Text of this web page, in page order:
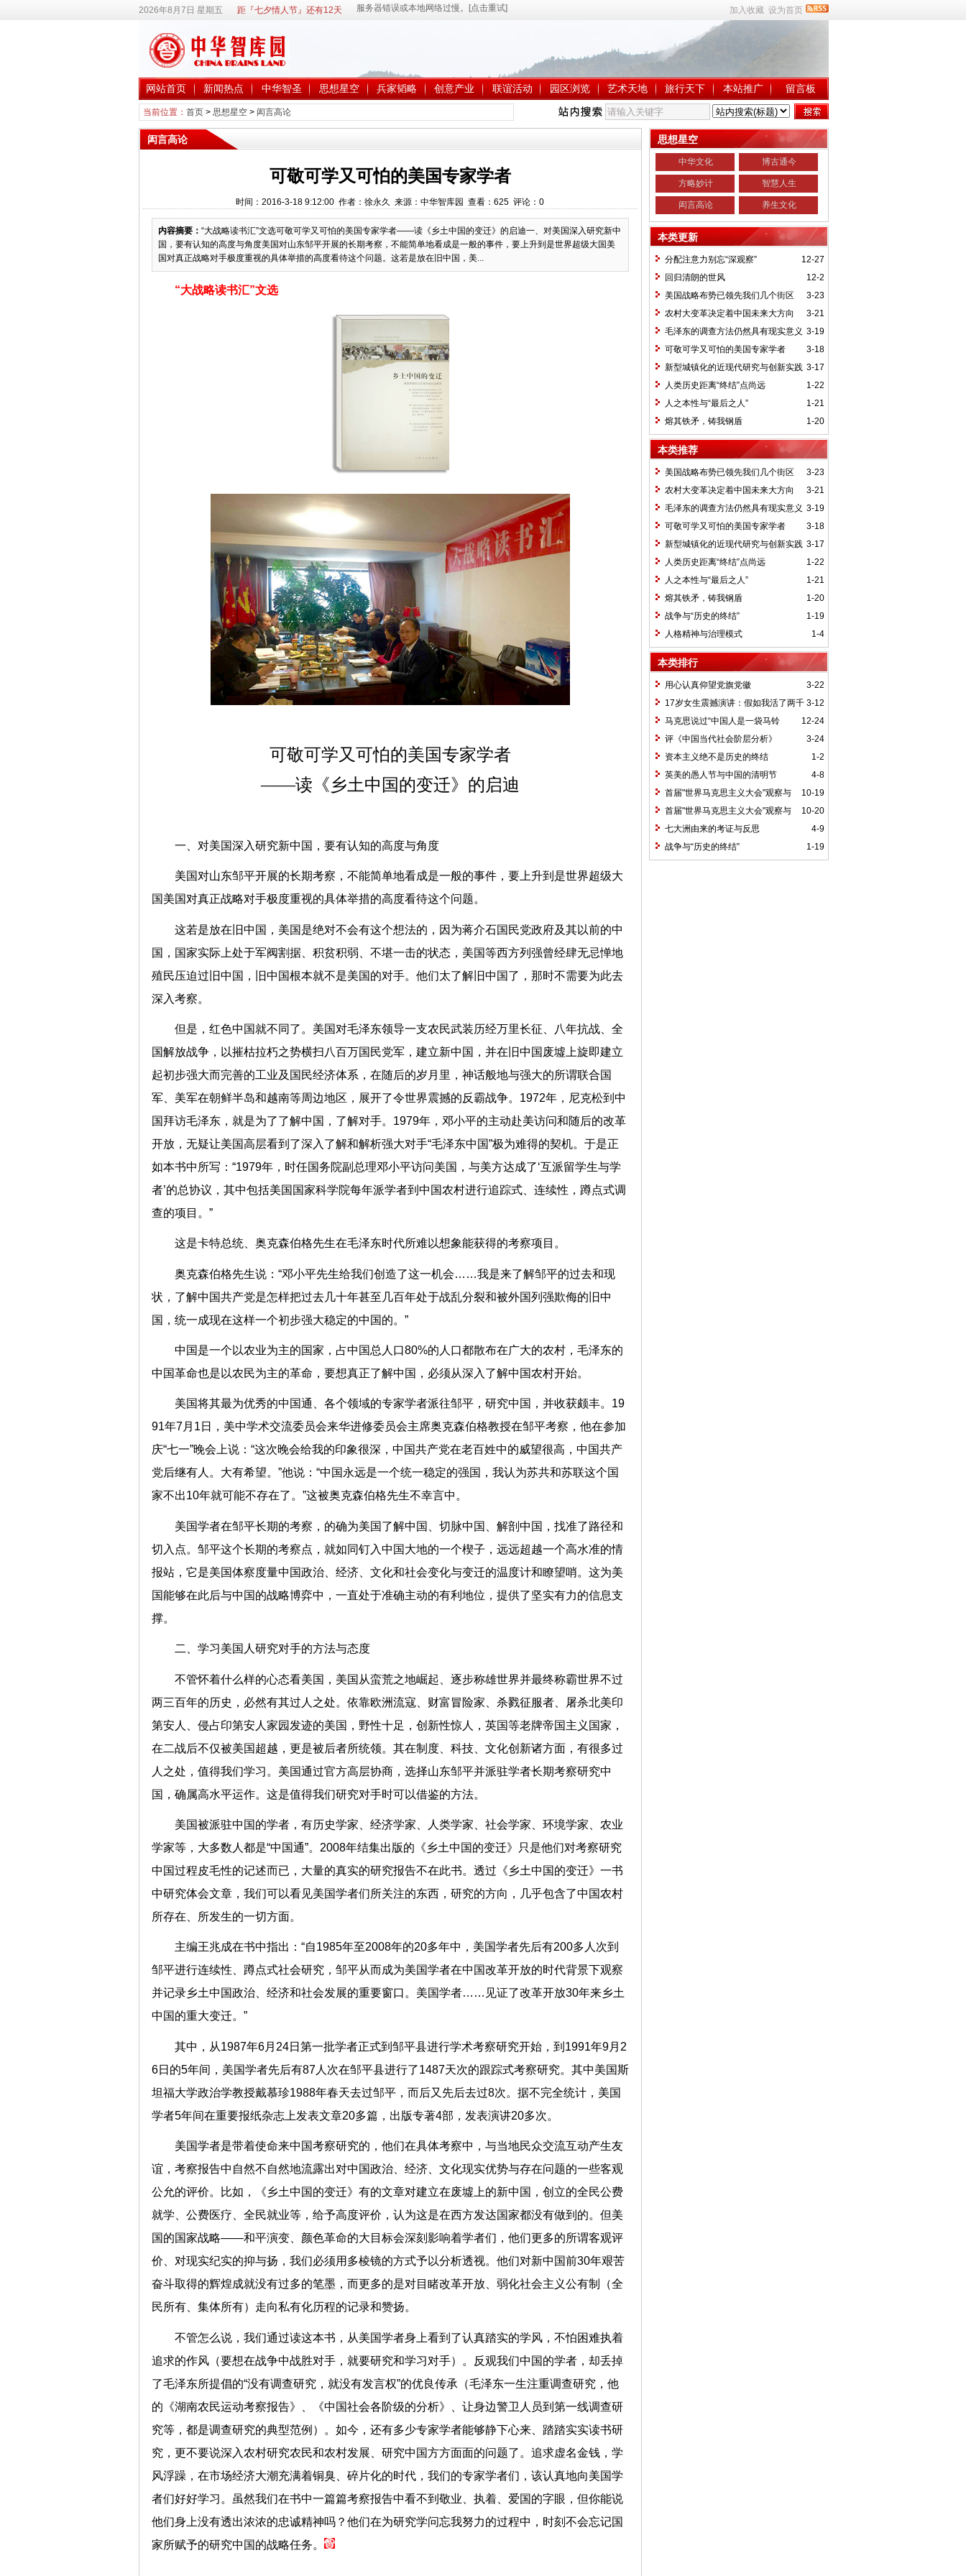
2026年8月7日 星期五 距『七夕情人节』还有12天 加入收藏 设为首页
网站首页 新闻热点 中华智圣 思想星空 兵家韬略 创意产业 联谊活动 园区浏览 艺术天地 旅行天下 本站推广 留言板
当前位置： 首页> 思想星空> 闳言高论
闳言高论
可敬可学又可怕的美国专家学者
时间：2016-3-18 9:12:00 作者：徐永久 来源：中华智库园 查看： 625 评论： 0
内容摘要： “大战略读书汇”文选可敬可学又可怕的美国专家学者——读《乡土中国的变迁》的启迪一、对美国深入研究新中
国，要有认知的高度与角度美国对山东邹平开展的长期考察，不能简单地看成是一般的事件，要上升到是世界超级大国美
国对真正战略对手极度重视的具体举措的高度看待这个问题。这若是放在旧中国，美...
“大战略读书汇”文选
可敬可学又可怕的美国专家学者
——读《乡土中国的变迁》的启迪
一、对美国深入研究新中国，要有认知的高度与角度
美国对山东邹平开展的长期考察，不能简单地看成是一般的事件，要上升到是世界超级大
国美国对真正战略对手极度重视的具体举措的高度看待这个问题。
这若是放在旧中国，美国是绝对不会有这个想法的，因为蒋介石国民党政府及其以前的中
国，国家实际上处于军阀割据、积贫积弱、不堪一击的状态，美国等西方列强曾经肆无忌惮地
殖民压迫过旧中国，旧中国根本就不是美国的对手。他们太了解旧中国了，那时不需要为此去
深入考察。
但是，红色中国就不同了。美国对毛泽东领导一支农民武装历经万里长征、八年抗战、全
国解放战争，以摧枯拉朽之势横扫八百万国民党军，建立新中国，并在旧中国废墟上旋即建立
起初步强大而完善的工业及国民经济体系，在随后的岁月里，神话般地与强大的所谓联合国
军、美军在朝鲜半岛和越南等周边地区，展开了令世界震撼的反霸战争。1972年，尼克松到中
国拜访毛泽东，就是为了了解中国，了解对手。1979年，邓小平的主动赴美访问和随后的改革
开放，无疑让美国高层看到了深入了解和解析强大对手“毛泽东中国”极为难得的契机。于是正
如本书中所写：“1979年，时任国务院副总理邓小平访问美国，与美方达成了‘互派留学生与学
者’的总协议，其中包括美国国家科学院每年派学者到中国农村进行追踪式、连续性，蹲点式调
查的项目。”
这是卡特总统、奥克森伯格先生在毛泽东时代所难以想象能获得的考察项目。
奥克森伯格先生说：“邓小平先生给我们创造了这一机会……我是来了解邹平的过去和现
状，了解中国共产党是怎样把过去几十年甚至几百年处于战乱分裂和被外国列强欺侮的旧中
国，统一成现在这样一个初步强大稳定的中国的。”
中国是一个以农业为主的国家，占中国总人口80%的人口都散布在广大的农村，毛泽东的
中国革命也是以农民为主的革命，要想真正了解中国，必须从深入了解中国农村开始。
美国将其最为优秀的中国通、各个领域的专家学者派往邹平，研究中国，并收获颇丰。19
91年7月1日，美中学术交流委员会来华进修委员会主席奥克森伯格教授在邹平考察，他在参加
庆“七一”晚会上说：“这次晚会给我的印象很深，中国共产党在老百姓中的威望很高，中国共产
党后继有人。大有希望。”他说：“中国永远是一个统一稳定的强国，我认为苏共和苏联这个国
家不出10年就可能不存在了。”这被奥克森伯格先生不幸言中。
美国学者在邹平长期的考察，的确为美国了解中国、切脉中国、解剖中国，找准了路径和
切入点。邹平这个长期的考察点，就如同钉入中国大地的一个楔子，远远超越一个高水准的情
报站，它是美国体察度量中国政治、经济、文化和社会变化与变迁的温度计和瞭望哨。这为美
国能够在此后与中国的战略博弈中，一直处于准确主动的有利地位，提供了坚实有力的信息支
撑。
二、学习美国人研究对手的方法与态度
不管怀着什么样的心态看美国，美国从蛮荒之地崛起、逐步称雄世界并最终称霸世界不过
两三百年的历史，必然有其过人之处。依靠欧洲流寇、财富冒险家、杀戮征服者、屠杀北美印
第安人、侵占印第安人家园发迹的美国，野性十足，创新性惊人，英国等老牌帝国主义国家，
在二战后不仅被美国超越，更是被后者所统领。其在制度、科技、文化创新诸方面，有很多过
人之处，值得我们学习。美国通过官方高层协商，选择山东邹平并派驻学者长期考察研究中
国，确属高水平运作。这是值得我们研究对手时可以借鉴的方法。
美国被派驻中国的学者，有历史学家、经济学家、人类学家、社会学家、环境学家、农业
学家等，大多数人都是“中国通”。2008年结集出版的《乡土中国的变迁》只是他们对考察研究
中国过程皮毛性的记述而已，大量的真实的研究报告不在此书。透过《乡土中国的变迁》一书
中研究体会文章，我们可以看见美国学者们所关注的东西，研究的方向，几乎包含了中国农村
所存在、所发生的一切方面。
主编王兆成在书中指出：“自1985年至2008年的20多年中，美国学者先后有200多人次到
邹平进行连续性、蹲点式社会研究，邹平从而成为美国学者在中国改革开放的时代背景下观察
并记录乡土中国政治、经济和社会发展的重要窗口。美国学者……见证了改革开放30年来乡土
中国的重大变迁。”
其中，从1987年6月24日第一批学者正式到邹平县进行学术考察研究开始，到1991年9月2
6日的5年间，美国学者先后有87人次在邹平县进行了1487天次的跟踪式考察研究。其中美国斯
坦福大学政治学教授戴慕珍1988年春天去过邹平，而后又先后去过8次。据不完全统计，美国
学者5年间在重要报纸杂志上发表文章20多篇，出版专著4部，发表演讲20多次。
美国学者是带着使命来中国考察研究的，他们在具体考察中，与当地民众交流互动产生友
谊，考察报告中自然不自然地流露出对中国政治、经济、文化现实优势与存在问题的一些客观
公允的评价。比如，《乡土中国的变迁》有的文章对建立在废墟上的新中国，创立的全民公费
就学、公费医疗、全民就业等，给予高度评价，认为这是在西方发达国家都没有做到的。但美
国的国家战略——和平演变、颜色革命的大目标会深刻影响着学者们，他们更多的所谓客观评
价、对现实纪实的抑与扬，我们必须用多棱镜的方式予以分析透视。他们对新中国前30年艰苦
奋斗取得的辉煌成就没有过多的笔墨，而更多的是对目睹改革开放、弱化社会主义公有制（全
民所有、集体所有）走向私有化历程的记录和赞扬。
不管怎么说，我们通过读这本书，从美国学者身上看到了认真踏实的学风，不怕困难执着
追求的作风（要想在战争中战胜对手，就要研究和学习对手）。反观我们中国的学者，却丢掉
了毛泽东所提倡的“没有调查研究，就没有发言权”的优良传承（毛泽东一生注重调查研究，他
的《湖南农民运动考察报告》、《中国社会各阶级的分析》、让身边警卫人员到第一线调查研
究等，都是调查研究的典型范例）。如今，还有多少专家学者能够静下心来、踏踏实实读书研
究，更不要说深入农村研究农民和农村发展、研究中国方方面面的问题了。追求虚名金钱，学
风浮躁，在市场经济大潮充满着铜臭、碎片化的时代，我们的专家学者们，该认真地向美国学
者们好好学习。虽然我们在书中一篇篇考察报告中看不到敬业、执着、爱国的字眼，但你能说
他们身上没有透出浓浓的忠诚精神吗？他们在为研究学问忘我努力的过程中，时刻不会忘记国
家所赋予的研究中国的战略任务。
思想星空
中华文化 博古通今
方略妙计 智慧人生
闳言高论 养生文化
本类更新
12-27
分配注意力别忘“深观察”
12-2
回归清朗的世风
3-23
美国战略布势已领先我们几个街区
3-21
农村大变革决定着中国未来大方向
3-19
毛泽东的调查方法仍然具有现实意义
3-18
可敬可学又可怕的美国专家学者
3-17
新型城镇化的近现代研究与创新实践
1-22
人类历史距离“终结”点尚远
1-21
人之本性与“最后之人”
1-20
熔其铁矛，铸我钢盾
本类推荐
3-23
美国战略布势已领先我们几个街区
3-21
农村大变革决定着中国未来大方向
3-19
毛泽东的调查方法仍然具有现实意义
3-18
可敬可学又可怕的美国专家学者
3-17
新型城镇化的近现代研究与创新实践
1-22
人类历史距离“终结”点尚远
1-21
人之本性与“最后之人”
1-20
熔其铁矛，铸我钢盾
1-19
战争与“历史的终结”
1-4
人格精神与治理模式
本类排行
3-22
用心认真仰望党旗党徽
3-12
17岁女生震撼演讲：假如我活了两千
岁，我的祖国她是谁？
12-24
马克思说过“中国人是一袋马铃
薯”吗
3-24
评《中国当代社会阶层分析》
1-2
资本主义绝不是历史的终结
4-8
英美的愚人节与中国的清明节
10-19
首届"世界马克思主义大会"观察与
综述之二
10-20
首届"世界马克思主义大会"观察与
综述之三
4-9
七大洲由来的考证与反思
1-19
战争与“历史的终结”